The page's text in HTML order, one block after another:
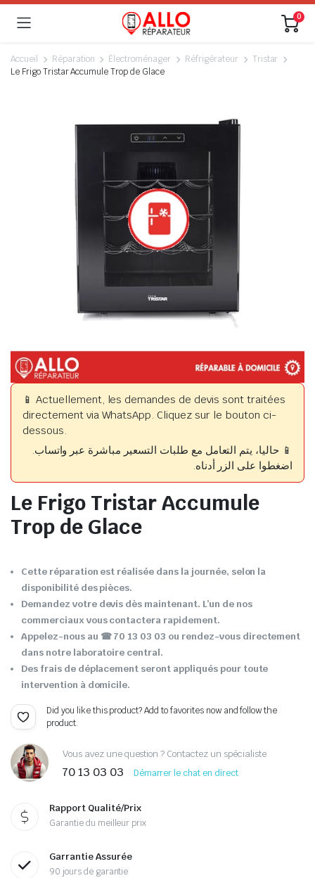
0
Accueil Réparation Électroménager Réfrigérateur
Tristar
Le Frigo Tristar Accumule Trop de Glace
📱 Actuellement, les demandes de devis sont traitées
directement via WhatsApp. Cliquez sur le bouton ci-
dessous.
📱 حاليا، يتم التعامل مع طلبات التسعير مباشرة عبر واتساب.
اضغطوا على الزر أدناه.
Le Frigo Tristar Accumule
Trop de Glace
Cette réparation est réalisée dans la journée, selon la
disponibilité des pièces.
Demandez votre devis dès maintenant. L’un de nos
commerciaux vous contactera rapidement.
Appelez-nous au ☎ 70 13 03 03 ou rendez-vous directement
dans notre laboratoire central.
Des frais de déplacement seront appliqués pour toute
intervention à domicile.
Did you like this product? Add to favorites now and follow the
product.
Vous avez une question ? Contactez un spécialiste
70 13 03 03 Démarrer le chat en direct
Rapport Qualité/Prix
Garantie du meilleur prix
Garrantie Assurée
90 jours de garantie